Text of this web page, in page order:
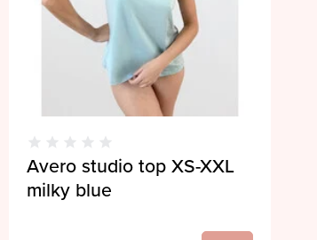
Avero studio top XS-XXL
milky blue